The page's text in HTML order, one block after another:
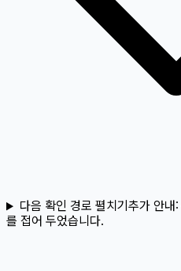
다음 확인 경로 펼치기 추가 안내:
를 접어 두었습니다.